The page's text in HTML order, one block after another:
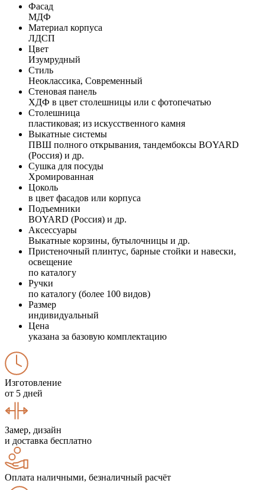
Фасад
МДФ
Материал корпуса
ЛДСП
Цвет
Изумрудный
Стиль
Неоклассика, Современный
Стеновая панель
ХДФ в цвет столешницы или с фотопечатью
Столешница
пластиковая; из искусственного камня
Выкатные системы
ПВШ полного открывания, тандембоксы BOYARD
(Россия) и др.
Сушка для посуды
Хромированная
Цоколь
в цвет фасадов или корпуса
Подъемники
BOYARD (Россия) и др.
Аксессуары
Выкатные корзины, бутылочницы и др.
Пристеночный плинтус, барные стойки и навески,
освещение
по каталогу
Ручки
по каталогу (более 100 видов)
Размер
индивидуальный
Цена
указана за базовую комплектацию
Изготовление
от 5 дней
Замер, дизайн
и доставка бесплатно
Оплата наличными, безналичный расчёт